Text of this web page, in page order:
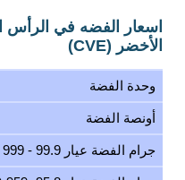
اسعار الفضه في الرأس
الأخضر (CVE)
وحدة الفضة
أونصة الفضة
جرام الفضة عيار 99.9 - 999 (الفضة النقية)